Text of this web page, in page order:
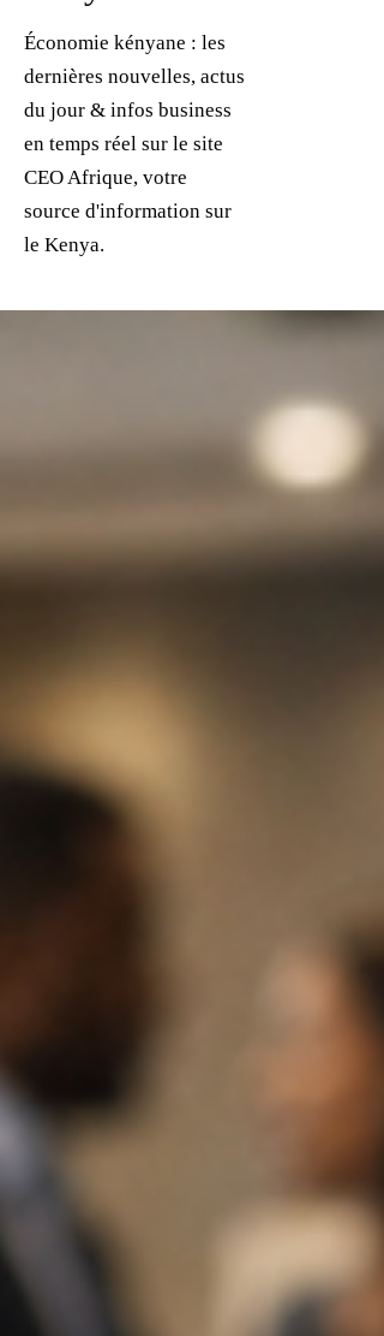
Économie kényane : les
dernières nouvelles, actus
du jour & infos business
en temps réel sur le site
CEO Afrique, votre
source d'information sur
le Kenya.